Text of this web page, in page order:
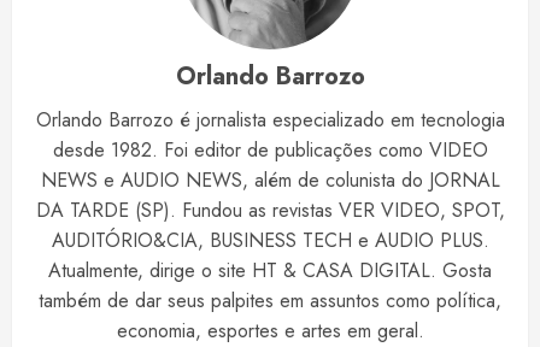
Orlando Barrozo
Orlando Barrozo é jornalista especializado em tecnologia
desde 1982. Foi editor de publicações como VIDEO
NEWS e AUDIO NEWS, além de colunista do JORNAL
DA TARDE (SP). Fundou as revistas VER VIDEO, SPOT,
AUDITÓRIO&CIA, BUSINESS TECH e AUDIO PLUS.
Atualmente, dirige o site HT & CASA DIGITAL. Gosta
também de dar seus palpites em assuntos como política,
economia, esportes e artes em geral.